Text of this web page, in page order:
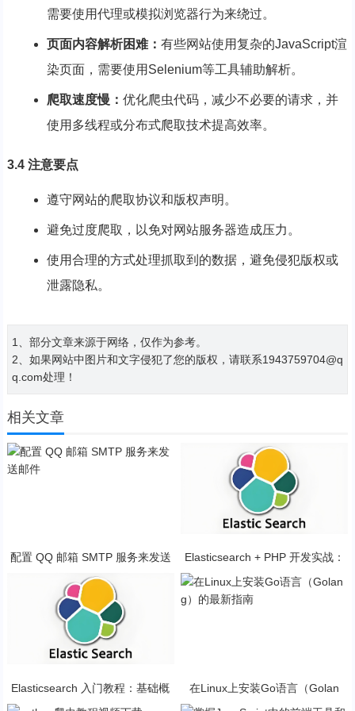
需要使用代理或模拟浏览器行为来绕过。
页面内容解析困难： 有些网站使用复杂的JavaScript渲
染页面，需要使用Selenium等工具辅助解析。
爬取速度慢： 优化爬虫代码，减少不必要的请求，并
使用多线程或分布式爬取技术提高效率。
3.4 注意要点
遵守网站的爬取协议和版权声明。
避免过度爬取，以免对网站服务器造成压力。
使用合理的方式处理抓取到的数据，避免侵犯版权或
泄露隐私。
1、部分文章来源于网络，仅作为参考。
2、如果网站中图片和文字侵犯了您的版权，请联系1943759704@q
q.com处理！
相关文章
配置 QQ 邮箱 SMTP 服务来发送
邮件
Elasticsearch + PHP 开发实战：
从入门到应用
Elasticsearch 入门教程：基础概
在Linux上安装Go语言（Golan